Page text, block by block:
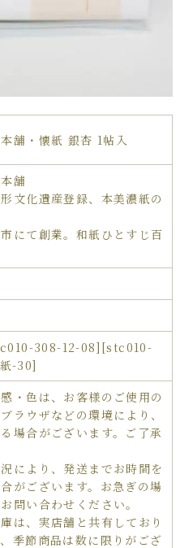
舗・懐紙 銀杏 1帖入
舗
文化遺産登録、本美濃紙の
にて創業。和紙ひとすじ百
308-12-08][stc010-
-30]
・色は、お客様のご使用の
ラウザなどの環境により、
場合がございます。ご了承
により、発送までお時間を
がございます。お急ぎの場
問い合わせください。
は、実店舗と共有しており
季節商品は数に限りがござ